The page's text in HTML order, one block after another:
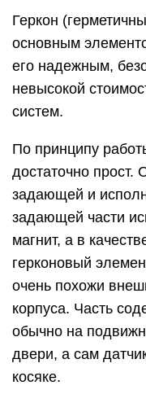
Геркон
основным
его надежным,
невысокой
систем.
По принципу
достаточно прост.
задающей и
задающей части
магнит, а в
герконовый
очень похожи
корпуса. Часть
обычно на
двери, а сам
косяке.